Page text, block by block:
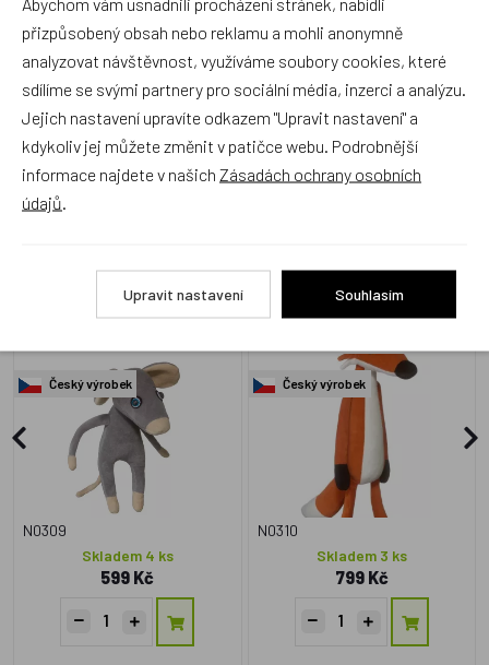
produkt ohodnotí!
Přidat hodnocení
Noe, Myška Šupito - Myši
Český výrobek
N0309
Skladem 4 ks
599 Kč
Noe, Lišák Bělobřich - Myši
Český výrobek
N0310
Skladem 3 ks
799 Kč
přizpůsobený obsah nebo reklamu a mohli anonymně
analyzovat návštěvnost, využíváme soubory cookies, které
sdílíme se svými partnery pro sociální média, inzerci a analýzu.
Jejich nastavení upravíte odkazem "Upravit nastavení" a
kdykoliv jej můžete změnit v patičce webu. Podrobnější
informace najdete v našich Zásadách ochrany osobních
údajů
Upravit nastavení Souhlasím